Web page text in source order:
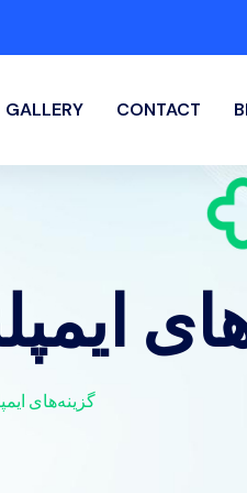
GALLERY CONTACT
گزینه‌های